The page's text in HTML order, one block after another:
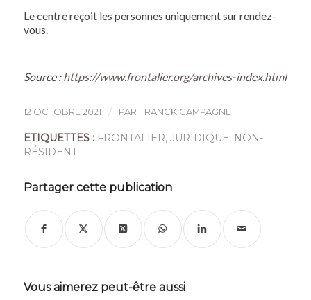
Le centre reçoit les personnes uniquement sur rendez-
vous.
Source :https://www.frontalier.org/archives-index.html
12 OCTOBRE 2021 / PAR FRANCK CAMPAGNE
ETIQUETTES : FRONTALIER, JURIDIQUE, NON-
RÉSIDENT
Partager cette publication
Vous aimerez peut-être aussi